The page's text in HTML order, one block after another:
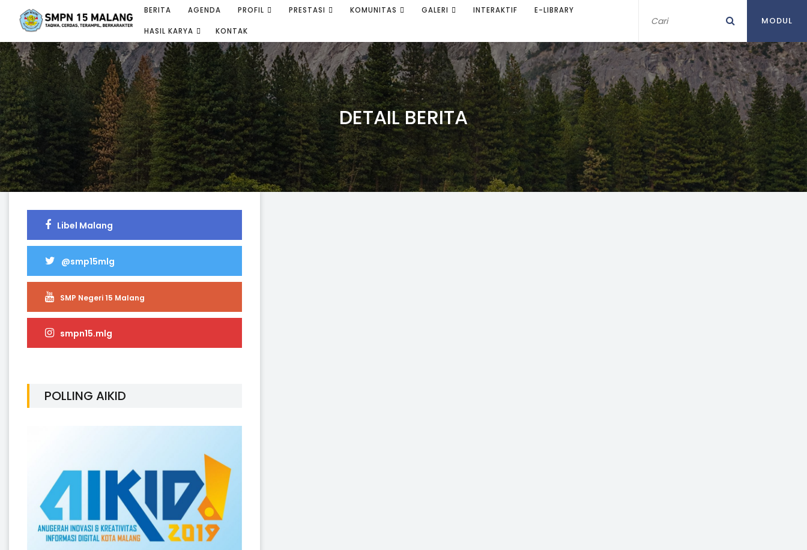
BERITA AGENDA PROFIL PRESTASI KOMUNITAS GALERI INTERAKTIF E-LIBRARY
HASIL KARYA KONTAK
MODUL
DETAIL BERITA
Libel Malang
@smp15mlg
SMP Negeri 15 Malang
smpn15.mlg
POLLING AIKID